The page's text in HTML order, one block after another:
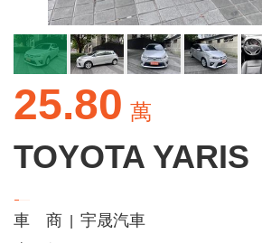
25.80 萬
TOYOTA YARIS
車 商
宇晟汽車